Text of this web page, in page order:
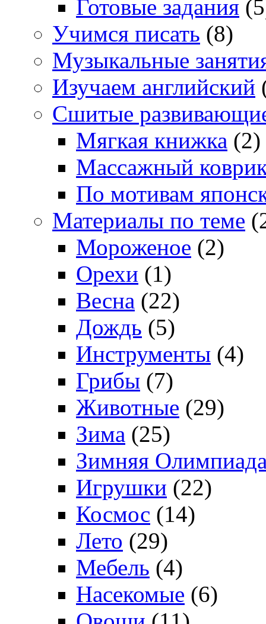
Готовые задания
Учимся писать (8)
Музыкальные
Изучаем английский
Сшитые
Мягкая книжка (2)
Массажный
По мотивам
Материалы по теме
Мороженое (2)
Орехи (1)
Весна (22)
Дождь (5)
Инструменты (4)
Грибы (7)
Животные (29)
Зима (25)
Зимняя
Игрушки (22)
Космос (14)
Лето (29)
Мебель (4)
Насекомые (6)